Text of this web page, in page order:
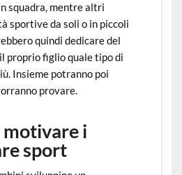
squadra, mentre altri
sportive da soli o in piccoli
quindi dedicare del
proprio figlio quale tipo di
Insieme potranno poi
provare.
i
sport